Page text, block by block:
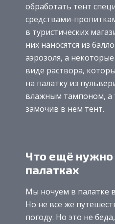
обработать тент
средствами-
в туристических
них наносятся из
аэрозоля, а
виде раствора,
на палатку из
влажным тампоном, а
замочив в нем тент.
Что ещё нужно
палатках
Мы ночуем в палатке
Но не все же
погоду. Но это не